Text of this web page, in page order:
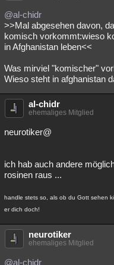
@al-chidr
>>Mal abgesehen davon,
komisch vorkommt:wieso
in Afghanistan leben<<
Was mirviel "komischer"
Wieso steht in afghanistan
al-chidr
ehemaliges Mitglied
neurotiker@
ich hab auch andere
rosinen raus ...
handle stets so, als ob du Gott sehen
er dich doch!
neurotiker
ehemaliges Mitglied
@al-chidr